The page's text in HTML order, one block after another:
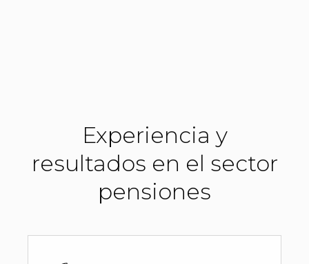
Experiencia y
resultados en el sector
pensiones